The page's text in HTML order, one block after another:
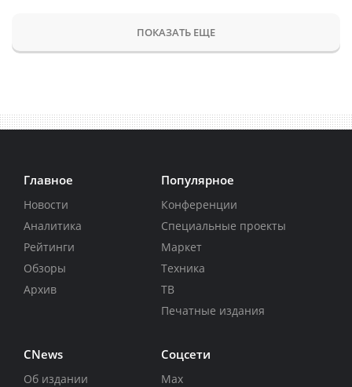
ПОКАЗАТЬ ЕЩЕ
Главное
Новости
Аналитика
Рейтинги
Обзоры
Архив
Популярное
Конференции
Специальные проекты
Маркет
Техника
ТВ
Печатные издания
CNews
Об издании
Соцсети
Max